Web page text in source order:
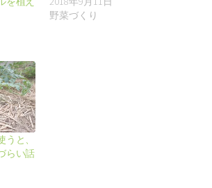
野菜づくり
と、
らい話